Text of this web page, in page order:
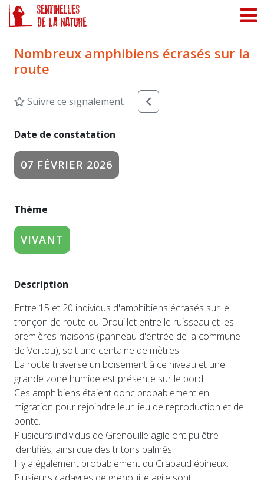
Nombreux amphibiens écrasés sur la
route
Suivre ce signalement
Date de constatation
07 FÉVRIER 2026
Thème
VIVANT
Description
Entre 15 et 20 individus d'amphibiens écrasés sur le
tronçon de route du Drouillet entre le ruisseau et les
premières maisons (panneau d'entrée de la commune
de Vertou), soit une centaine de mètres.
La route traverse un boisement à ce niveau et une
grande zone humide est présente sur le bord.
Ces amphibiens étaient donc probablement en
migration pour rejoindre leur lieu de reproduction et de
ponte.
Plusieurs individus de Grenouille agile ont pu être
identifiés, ainsi que des tritons palmés.
Il y a également probablement du Crapaud épineux.
Panneau de gestion des cookies